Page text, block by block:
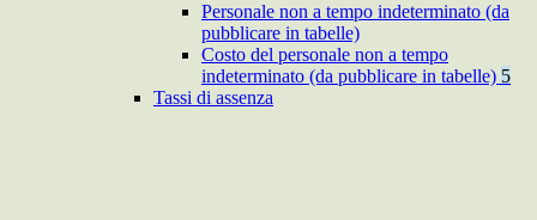
Personale non a tempo indeterminato (da
pubblicare in tabelle)
Costo del personale non a tempo
indeterminato (da pubblicare in tabelle) 5
Tassi di assenza